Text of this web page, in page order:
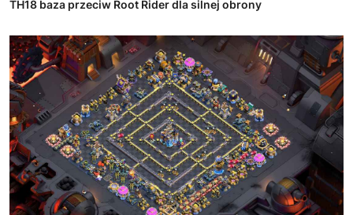
TH18 baza przeciw Root Rider dla silnej obrony